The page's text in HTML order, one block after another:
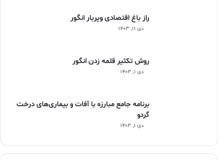
راز باغ اقتصادی وپربار انگور
دی ۱۱, ۱۴۰۳
روش تکثیر قلمه زدن انگور
دی ۱, ۱۴۰۳
برنامه جامع مبارزه با آفات و بیماری‌های درخت
گردو
دی ۱, ۱۴۰۳